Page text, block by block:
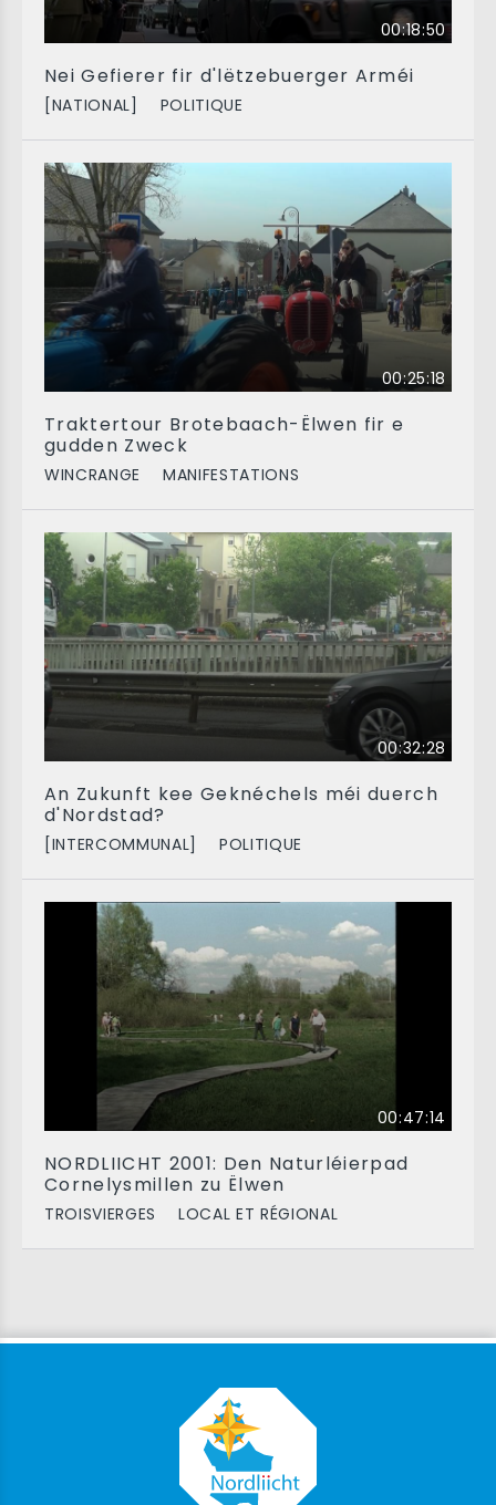
00:18:50
Nei Gefierer fir d'lëtzebuerger Arméi
[NATIONAL] POLITIQUE
00:25:18
Traktertour Brotebaach-Ëlwen fir e
gudden Zweck
WINCRANGE MANIFESTATIONS
00:32:28
An Zukunft kee Geknéchels méi duerch
d'Nordstad?
[INTERCOMMUNAL] POLITIQUE
00:47:14
NORDLIICHT 2001: Den Naturléierpad
Cornelysmillen zu Ëlwen
TROISVIERGES LOCAL ET RÉGIONAL